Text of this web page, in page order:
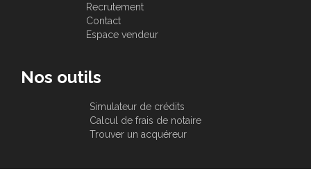
Recrutement
Contact
Espace vendeur
Nos outils
Simulateur de crédits
Calcul de frais de notaire
Trouver un acquéreur